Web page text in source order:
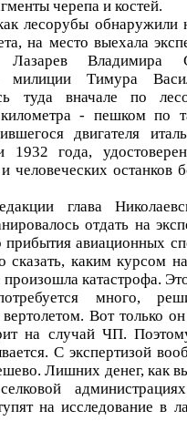
черепа и костей.
лесорубы обнаружили
на место выехала
Лазарев Владимира
милиции Тимура
туда вначале по
- пешком по
двигателя
1932 года,
человеческих останков
глава
отдать на
авиационных
каким курсом
катастрофа.
много,
Вот только
на случай ЧП.
С экспертизой
Лишних денег, как
на исследование в